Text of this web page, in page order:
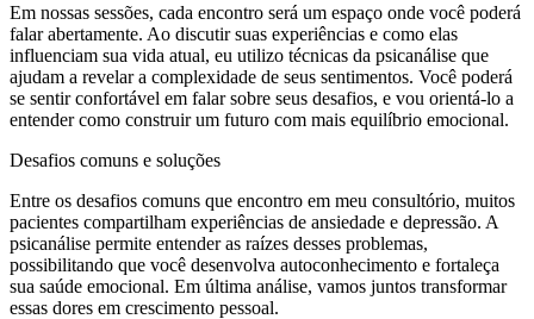
Em nossas sessões, cada encontro será um espaço onde você poderá
falar abertamente. Ao discutir suas experiências e como elas
influenciam sua vida atual, eu utilizo técnicas da psicanálise que
ajudam a revelar a complexidade de seus sentimentos. Você poderá
se sentir confortável em falar sobre seus desafios, e vou orientá-lo a
entender como construir um futuro com mais equilíbrio emocional.
Desafios comuns e soluções
Entre os desafios comuns que encontro em meu consultório, muitos
pacientes compartilham experiências de ansiedade e depressão. A
psicanálise permite entender as raízes desses problemas,
possibilitando que você desenvolva autoconhecimento e fortaleça
sua saúde emocional. Em última análise, vamos juntos transformar
essas dores em crescimento pessoal.